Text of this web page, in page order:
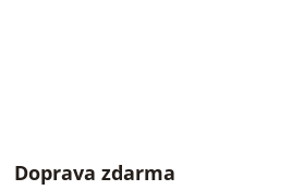
Doprava zdarma